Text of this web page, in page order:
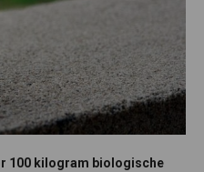
100 kilogram biologische